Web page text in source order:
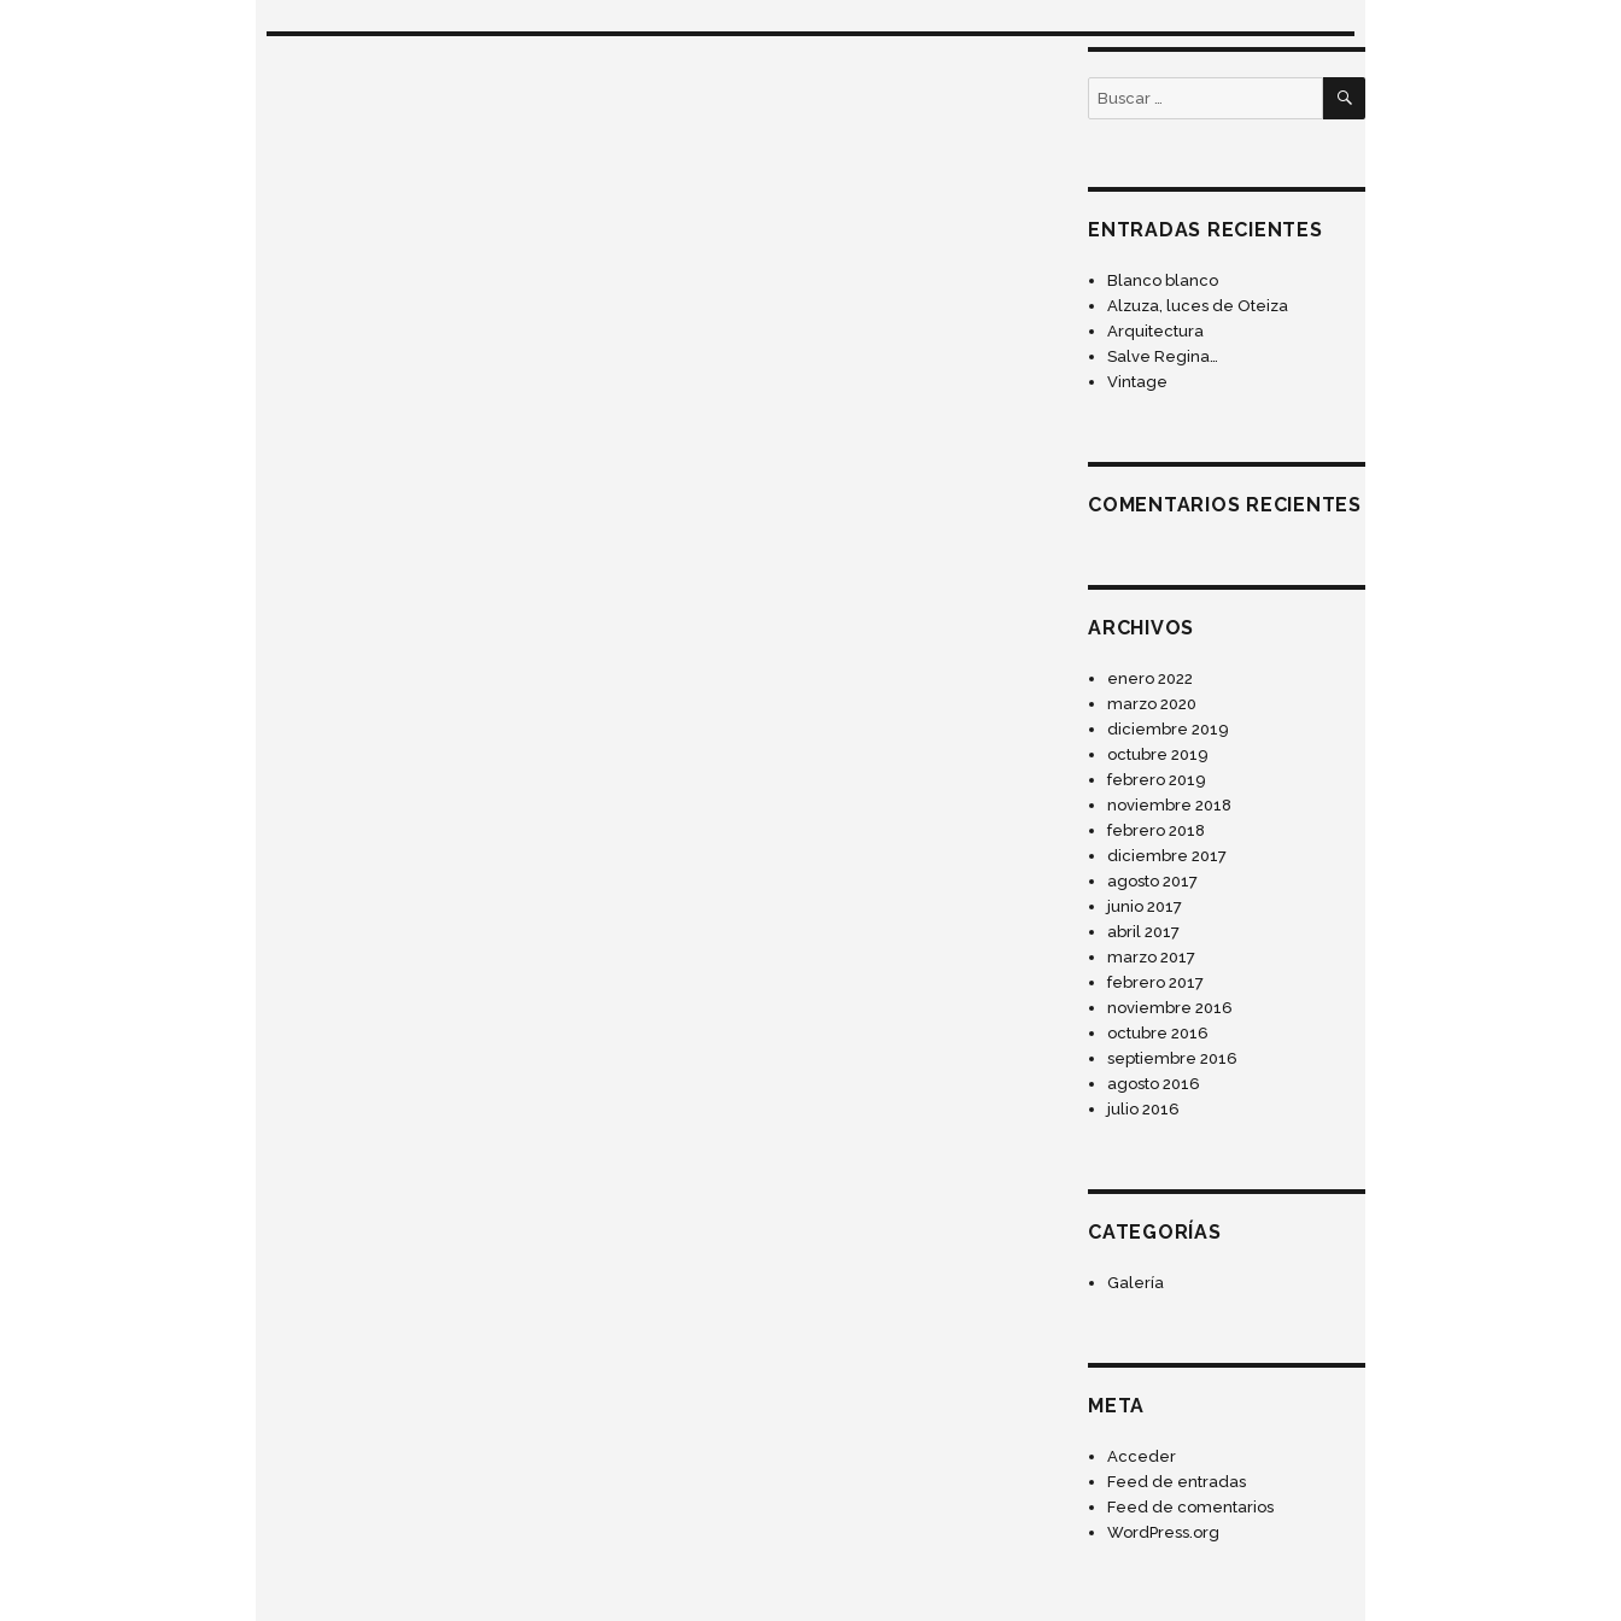
Buscar
por:
BUSCAR
ENTRADAS RECIENTES
Blanco blanco
Alzuza, luces de Oteiza
Arquitectura
Salve Regina…
Vintage
COMENTARIOS RECIENTES
ARCHIVOS
enero 2022
marzo 2020
diciembre 2019
octubre 2019
febrero 2019
noviembre 2018
febrero 2018
diciembre 2017
agosto 2017
junio 2017
abril 2017
marzo 2017
febrero 2017
noviembre 2016
octubre 2016
septiembre 2016
agosto 2016
julio 2016
CATEGORÍAS
Galería
META
Acceder
Feed de entradas
Feed de comentarios
WordPress.org